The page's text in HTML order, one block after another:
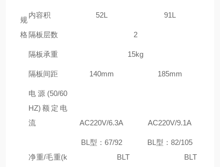
规
格
内容积 52L 91L
隔板层数 2
隔板承重 15kg
隔板间距 140mm 185mm
电源(50/60
HZ)额定电
流
AC220V/6.3A AC220V/9.1A
净重/毛重(k
BL型：67/92
BLT
BL型：82/105
BLT